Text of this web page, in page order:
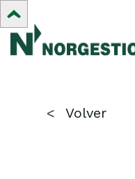
< Volver